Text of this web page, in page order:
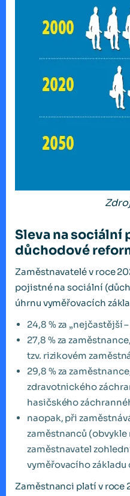
Sleva na
důchodové
Zaměstnavatelé v roce
pojistné na sociální
úhrnu vyměřovacích
24,8 % za „nejčastější
27,8 % za
tzv. rizikovém
29,8 % za
zdravotnického
hasičského
naopak, při
zaměstnanců (obvykle
zaměstnavatel
vyměřovacího základu
Zaměstnanci platí v roce